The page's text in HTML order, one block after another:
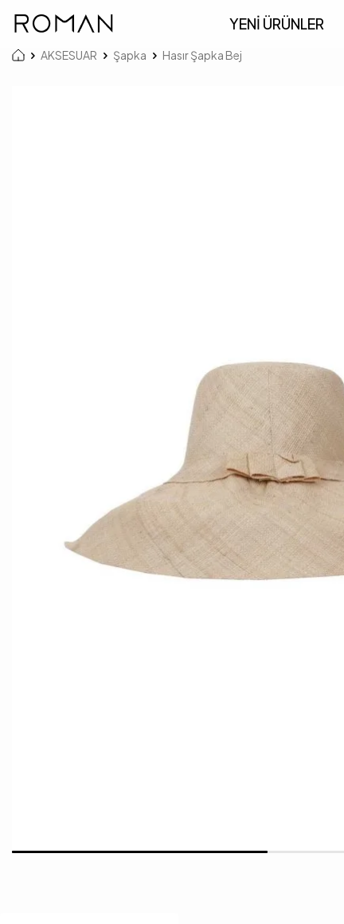
YENİ ÜRÜNLER
AKSESUAR Şapka Hasır Şapka Bej